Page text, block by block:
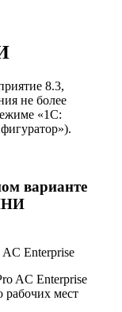
8.3,
не более
«1С:
варианте
AC Enterprise
AC Enterprise
рабочих мест